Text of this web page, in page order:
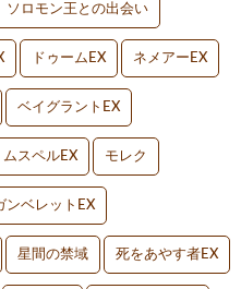
ソロモン王との出会い
ドゥームEX ネメアーEX
ベイグラントEX
ムスペルEX モレク
ンベレットEX
星間の禁域 死をあやす者EX